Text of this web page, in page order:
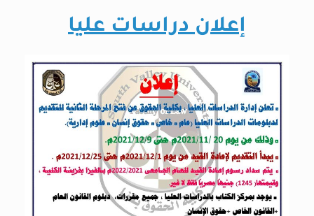
إعلان دراسات عليا